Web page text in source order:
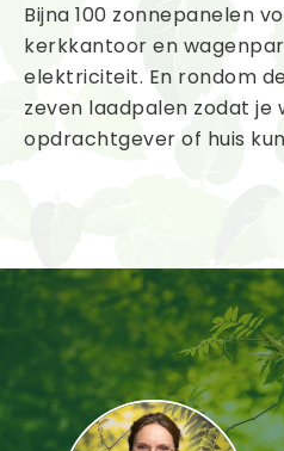
Bijna 100 zonnepanelen
kerkkantoor en
elektriciteit. En rondom
zeven laadpalen zodat je
opdrachtgever of huis